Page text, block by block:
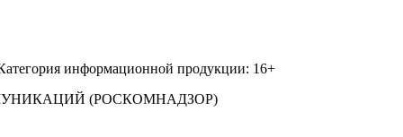
информационной продукции: 16+
(РОСКОМНАДЗОР)